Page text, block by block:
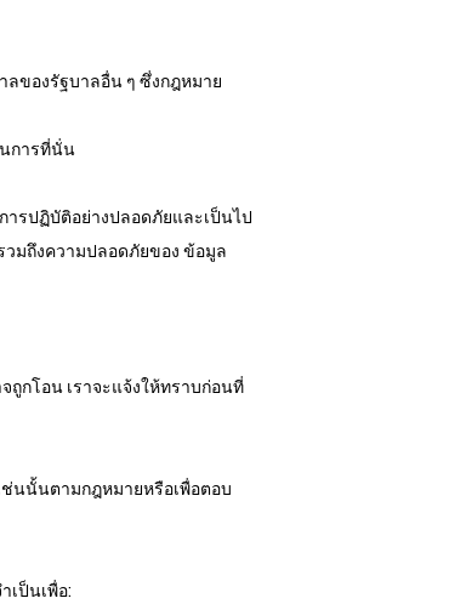
ของรัฐบาลอื่น ๆ ซึ่งกฎหมาย
การที่นั่น
รปฏิบัติอย่างปลอดภัยและเป็นไป
มถึงความปลอดภัยของ ข้อมูล
กโอน เราจะแจ้งให้ทราบก่อนที่
นนั้นตามกฎหมายหรือเพื่อตอบ
เป็นเพื่อ: